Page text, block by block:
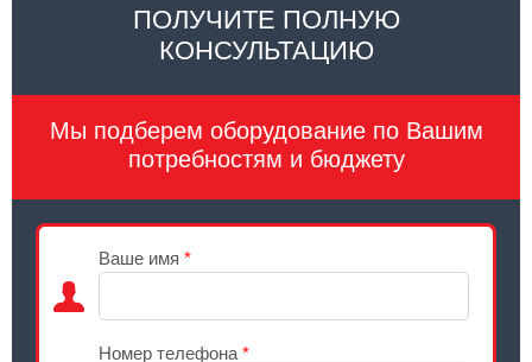
ПОЛУЧИТЕ ПОЛНУЮ
КОНСУЛЬТАЦИЮ
Мы подберем оборудование по Вашим
потребностям и бюджету
Ваше имя *
Номер телефона *